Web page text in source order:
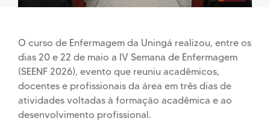
O curso de Enfermagem da Uningá realizou, entre os
dias 20 e 22 de maio a IV Semana de Enfermagem
(SEENF 2026), evento que reuniu acadêmicos,
docentes e profissionais da área em três dias de
atividades voltadas à formação acadêmica e ao
desenvolvimento profissional.